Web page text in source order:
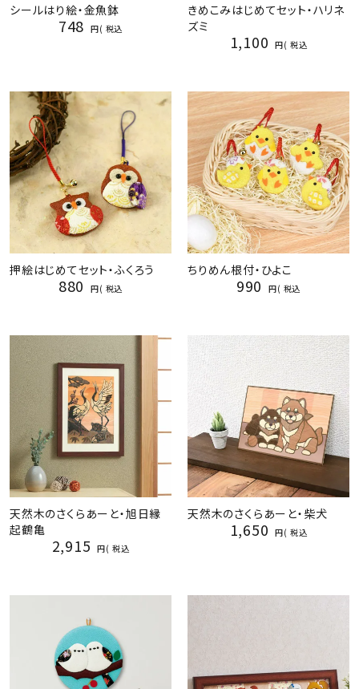
シールはり絵・金魚鉢
748 税込
きめこみはじめてセット・ハリネ
ズミ
1,100 税込
押絵はじめてセット・ふくろう
880 税込
ちりめん根付・ひよこ
990 税込
天然木のさくらあーと・旭日縁
起鶴亀
2,915 税込
天然木のさくらあーと・柴犬
1,650 税込